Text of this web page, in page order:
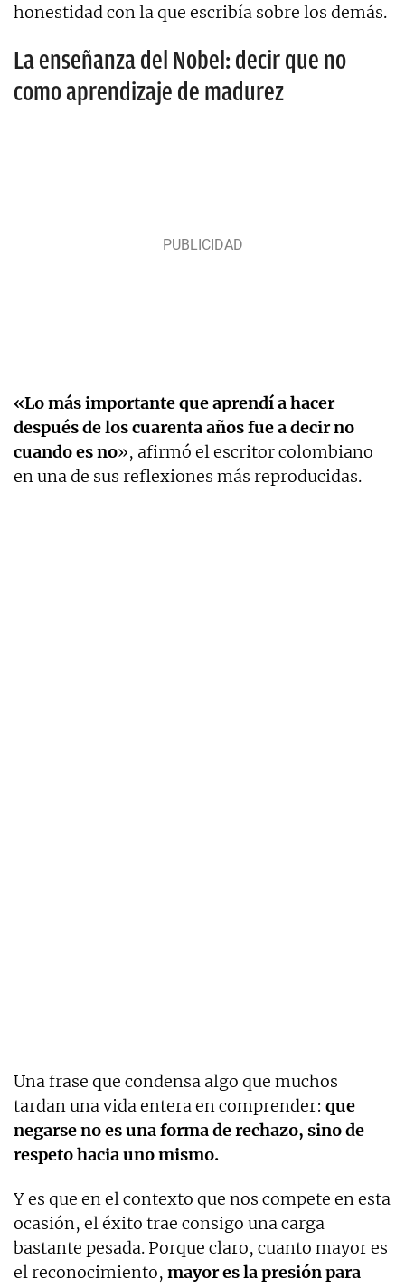
honestidad con la que escribía sobre los demás.
La enseñanza del Nobel: decir que no
como aprendizaje de madurez
«Lo más importante que aprendí a hacer
después de los cuarenta años fue a decir no
cuando es no», afirmó el escritor colombiano
en una de sus reflexiones más reproducidas.
Una frase que condensa algo que muchos
tardan una vida entera en comprender: que
negarse no es una forma de rechazo, sino de
respeto hacia uno mismo.
Y es que en el contexto que nos compete en esta
ocasión, el éxito trae consigo una carga
bastante pesada. Porque claro, cuanto mayor es
el reconocimiento, mayor es la presión para